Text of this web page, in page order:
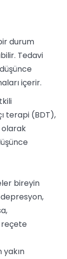
durum
Tedavi
içerir.
terapi (BDT),
olarak
bireyin
yakın